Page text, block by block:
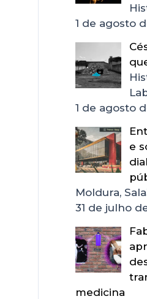
1 de agosto
1 de agosto
e
Moldura,
31 de julho
medicina